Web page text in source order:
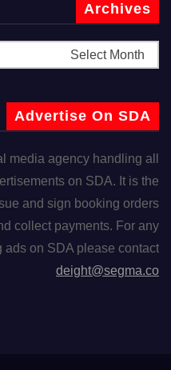
Archives
Advertise On SDA
media agency handling all
on SDA. It is the
and sign booking orders
collect payments. For any
on SDA please contact
deight@segma.co